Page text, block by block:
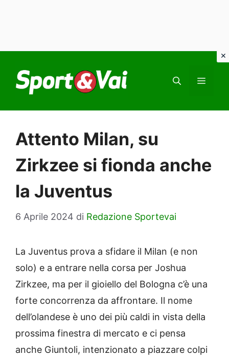
contenuto
Attento Milan, su
Zirkzee si fionda anche
la Juventus
6 Aprile 2024 di Redazione Sportevai
La Juventus prova a sfidare il Milan (e non
solo) e a entrare nella corsa per Joshua
Zirkzee, ma per il gioiello del Bologna c’è una
forte concorrenza da affrontare. Il nome
dell’olandese è uno dei più caldi in vista della
prossima finestra di mercato e ci pensa
anche Giuntoli, intenzionato a piazzare colpi